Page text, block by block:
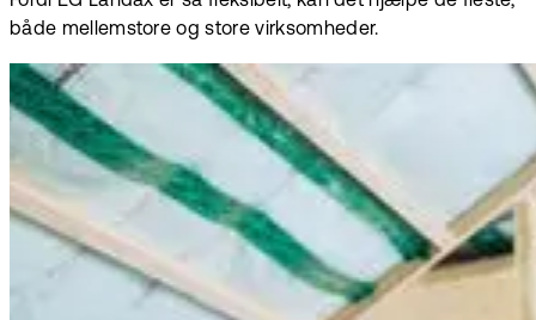
både mellemstore og store virksomheder.